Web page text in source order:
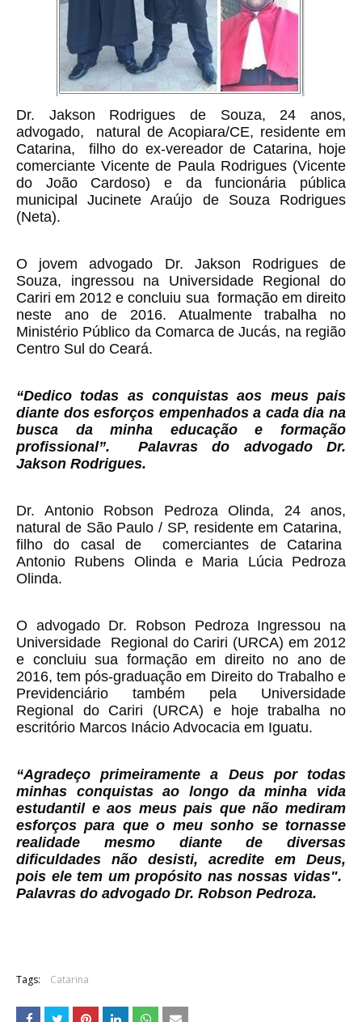
Dr. Jakson Rodrigues de Souza, 24 anos,
advogado, natural de Acopiara/CE, residente em
Catarina, filho do ex-vereador de Catarina, hoje
comerciante Vicente de Paula Rodrigues (Vicente
do João Cardoso) e da funcionária pública
municipal Jucinete Araújo de Souza Rodrigues
(Neta).
O jovem advogado Dr. Jakson Rodrigues de
Souza, ingressou na Universidade Regional do
Cariri em 2012 e concluiu sua formação em direito
neste ano de 2016. Atualmente trabalha no
Ministério Público da Comarca de Jucás, na região
Centro Sul do Ceará.
“Dedico todas as conquistas aos meus pais
diante dos esforços empenhados a cada dia na
busca da minha educação e formação
profissional”. Palavras do advogado Dr.
Jakson Rodrigues.
Dr. Antonio Robson Pedroza Olinda, 24 anos,
natural de São Paulo / SP, residente em Catarina,
filho do casal de comerciantes de Catarina
Antonio Rubens Olinda e Maria Lúcia Pedroza
Olinda.
O advogado Dr. Robson Pedroza Ingressou na
Universidade Regional do Cariri (URCA) em 2012
e concluiu sua formação em direito no ano de
2016, tem pós-graduação em Direito do Trabalho e
Previdenciário também pela Universidade
Regional do Cariri (URCA) e hoje trabalha no
escritório Marcos Inácio Advocacia em Iguatu.
“Agradeço primeiramente a Deus por todas
minhas conquistas ao longo da minha vida
estudantil e aos meus pais que não mediram
esforços para que o meu sonho se tornasse
realidade mesmo diante de diversas
dificuldades não desisti, acredite em Deus,
pois ele tem um propósito nas nossas vidas".
Palavras do advogado Dr. Robson Pedroza.
Tags: Catarina